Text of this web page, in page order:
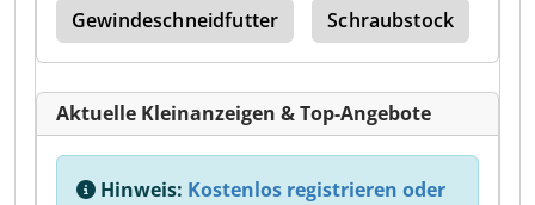
Gewindeschneidfutter Schraubstock
Aktuelle Kleinanzeigen & Top-Angebote
Hinweis: Kostenlos registrieren oder